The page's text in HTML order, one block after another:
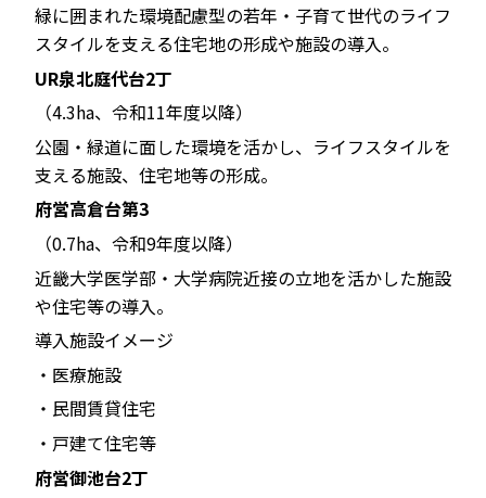
緑に囲まれた環境配慮型の若年・子育て世代のライフ
スタイルを支える住宅地の形成や施設の導入。
UR泉北庭代台2丁
（4.3ha、令和11年度以降）
公園・緑道に面した環境を活かし、ライフスタイルを
支える施設、住宅地等の形成。
府営高倉台第3
（0.7ha、令和9年度以降）
近畿大学医学部・大学病院近接の立地を活かした施設
や住宅等の導入。
導入施設イメージ
・医療施設
・民間賃貸住宅
・戸建て住宅等
府営御池台2丁